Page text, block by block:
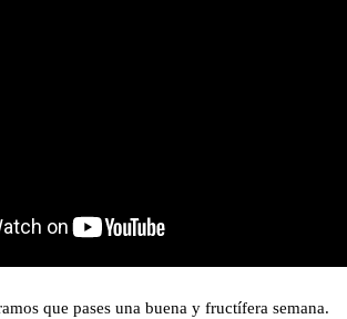
que pases una buena y fructífera semana.